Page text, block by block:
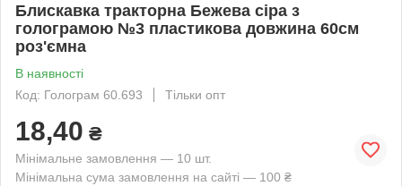
Блискавка тракторна Бежева сіра з
голограмою №3 пластикова довжина 60см
роз'ємна
В наявності
Код: Голограм 60.693
Тільки опт
18,40 ₴
Мінімальне замовлення — 10 шт.
Мінімальна сума замовлення на сайті — 100 ₴